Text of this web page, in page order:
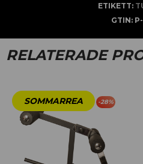
ETIKETT:
GTIN:
RELATERADE
-28%